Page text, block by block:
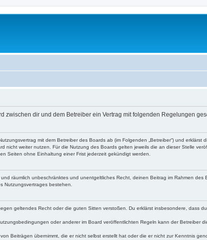
zwischen dir und dem Betreiber ein Vertrag mit folgenden Regelungen
mit dem Betreiber des Boards ab (im Folgenden „Betreiber“) und
weiter nutzen. Für die Nutzung des Boards gelten jeweils die an dieser Stelle
Seiten ohne Einhaltung einer Frist jederzeit gekündigt werden.
räumlich unbeschränktes und unentgeltliches Recht, deinen Beitrag im Rahmen des
Nutzungsvertrages bestehen.
geltendes Recht oder die guten Sitten verstoßen. Du erklärst insbesondere, dass
oder anderer im Board veröffentlichten Regeln kann der Betreiber
Beiträgen übernimmt, die er nicht selbst erstellt hat oder die er nicht zur Kenntnis